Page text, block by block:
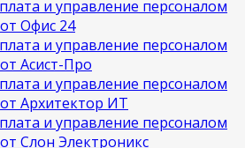
и управление персоналом
Офис 24
и управление персоналом
Асист-Про
и управление персоналом
Архитектор ИТ
и управление персоналом
Слон Электроникс